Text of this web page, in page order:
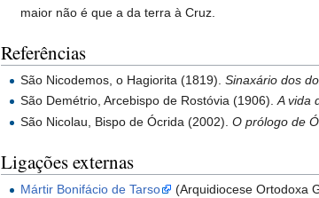
maior não é que a da terra à Cruz.
Referências
São Nicodemos, o Hagiorita (1819).Sinaxário dos
São Demétrio, Arcebispo de Rostóvia (1906).A vida
São Nicolau, Bispo de Ócrida (2002).O prólogo de
Ligações externas
Mártir Bonifácio de Tarso
(Arquidiocese Ortodoxa